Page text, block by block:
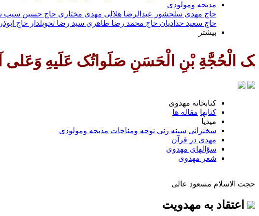
مديحه ومولودى
حاج مهدى سلحشور
عبدالرضا هلالى مهدى مختارى حاج حسین سیب
حاج سعيد حداديان حاج محمد رضا طاهری سيد رضا تحويلدار حاج
بیشتر
الْحَسَنِ صَلَواتُک عَلَیهِ وَعَلی آبائِه
كتابخانه مهدوى
كتابها مقاله ها
ميديا
سخنرانى سينه زنى نوحه ومناجات مديحه ومولودى
مهدی در قرآن
سؤالهای مهدوی
شعر مهدوى
حجت الاسلام مسعود عالی
اعتقاد به مهدويت